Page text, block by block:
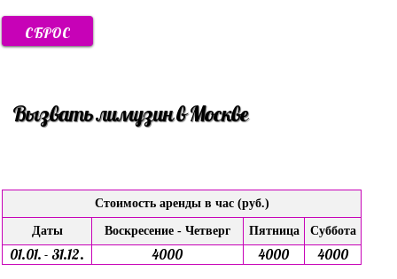
СБРОС
Вызвать лимузин в Москве
Стоимость аренды в час (руб.)
Даты Воскресение - Четверг Пятница Суббота
01.01. - 31.12. 4000 4000 4000